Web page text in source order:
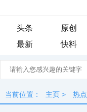
头条 原创
最新
快料
当前位置： 主页 > 热点